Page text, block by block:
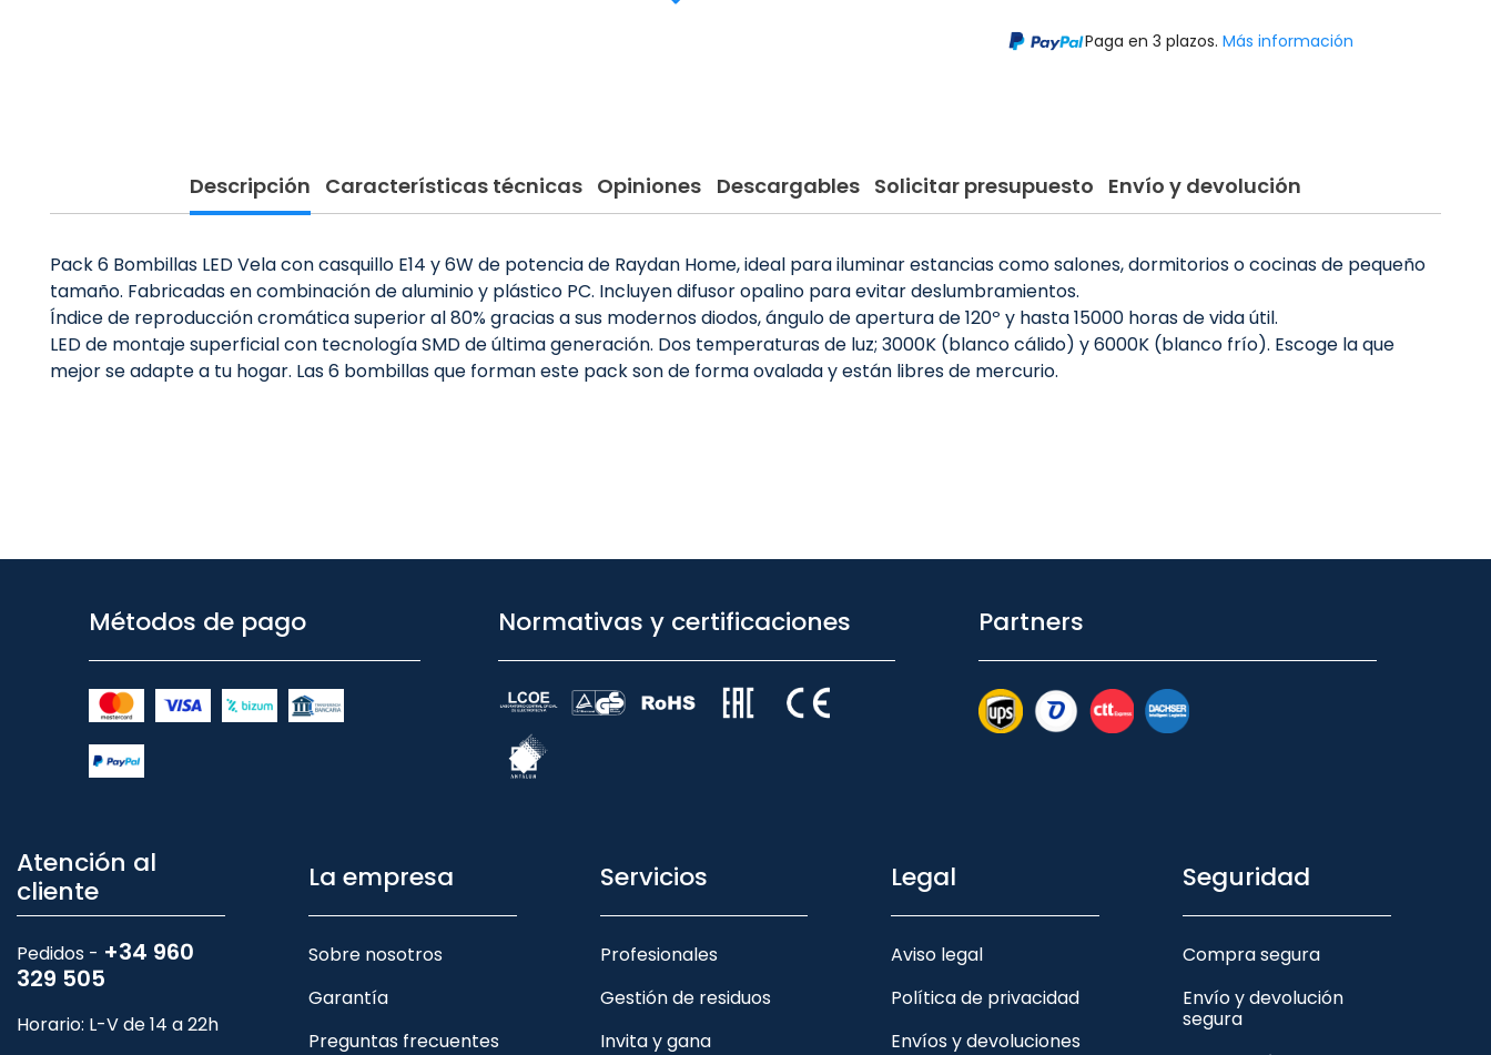
Paga en 3 plazos. Más información
Descripción Características técnicas Opiniones Descargables Solicitar presupuesto Envío y devolución
Pack 6 Bombillas LED Vela con casquillo E14 y 6W de potencia de Raydan Home, ideal para iluminar estancias como salones, dormitorios o cocinas de pequeño
tamaño. Fabricadas en combinación de aluminio y plástico PC. Incluyen difusor opalino para evitar deslumbramientos.
Índice de reproducción cromática superior al 80% gracias a sus modernos diodos, ángulo de apertura de 120º y hasta 15000 horas de vida útil.
LED de montaje superficial con tecnología SMD de última generación. Dos temperaturas de luz; 3000K (blanco cálido) y 6000K (blanco frío). Escoge la que
mejor se adapte a tu hogar. Las 6 bombillas que forman este pack son de forma ovalada y están libres de mercurio.
Métodos de pago Normativas y certificaciones Partners
Atención al
cliente
Pedidos - +34 960
329 505
Horario: L-V de 14 a 22h
La empresa
Sobre nosotros
Garantía
Preguntas frecuentes
Servicios
Profesionales
Gestión de residuos
Invita y gana
Legal
Aviso legal
Política de privacidad
Envíos y devoluciones
Seguridad
Compra segura
Envío y devolución
segura